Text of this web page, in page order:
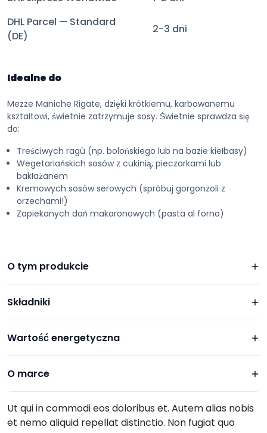
DHL Parcel — Standard
(DE)
2-3 dni
Idealne do
Mezze Maniche Rigate, dzięki krótkiemu, karbowanemu
kształtowi, świetnie zatrzymuje sosy. Świetnie sprawdza się
do:
Treściwych ragù (np. bolońskiego lub na bazie kiełbasy)
Wegetariańskich sosów z cukinią, pieczarkami lub
bakłażanem
Kremowych sosów serowych (spróbuj gorgonzoli z
orzechami!)
Zapiekanych dań makaronowych (pasta al forno)
O tym produkcie
Składniki
Wartość energetyczna
O marce
Ut qui in commodi eos doloribus et. Autem alias nobis
et nemo aliquid repellat distinctio. Non fugiat quo